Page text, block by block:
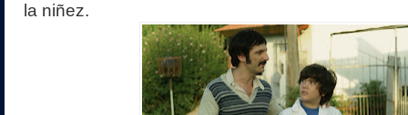
la niñez.